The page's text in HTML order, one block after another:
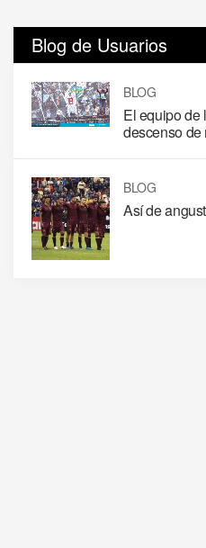
Blog de Usuarios
BLOG
El equipo de
descenso
BLOG
Así de